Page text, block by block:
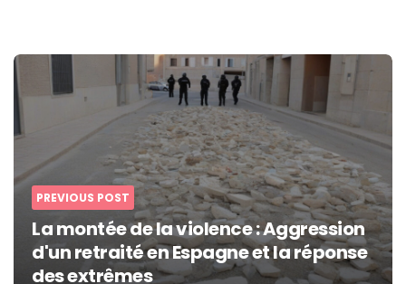
Post
navigation
PREVIOUS POST
La montée de la violence : Aggression
d'un retraité en Espagne et la réponse
des extrêmes